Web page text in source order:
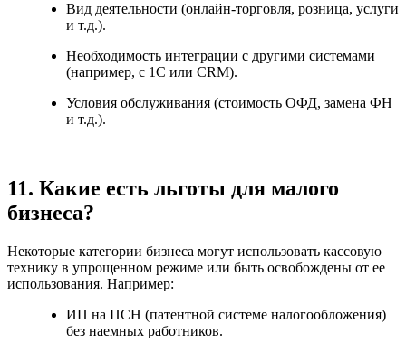
Вид деятельности (онлайн-торговля, розница, услуги
и т.д.).
Необходимость интеграции с другими системами
(например, с 1С или CRM).
Условия обслуживания (стоимость ОФД, замена ФН
и т.д.).
11. Какие есть льготы для малого
бизнеса?
Некоторые категории бизнеса могут использовать кассовую
технику в упрощенном режиме или быть освобождены от ее
использования. Например:
ИП на ПСН (патентной системе налогообложения)
без наемных работников.